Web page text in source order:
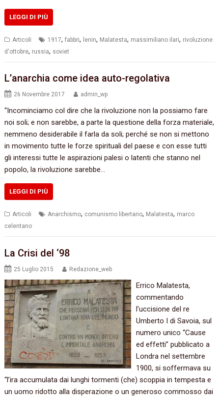
LEGGI DI PIÙ
Articoli 1917,fabbri, lenin, Malatesta, massimiliano ilari, rivoluzione
d'ottobre, russia, soviet
L’anarchia come idea auto-regolativa
26 Novembre 2017 admin_wp
“Incominciamo col dire che la rivoluzione non la possiamo fare
noi soli; e non sarebbe, a parte la questione della forza materiale,
nemmeno desiderabile il farla da soli; perché se non si mettono
in movimento tutte le forze spirituali del paese e con esse tutti
gli interessi tutte le aspirazioni palesi o latenti che stanno nel
popolo, la rivoluzione sarebbe…
LEGGI DI PIÙ
Articoli Anarchismo, comunismo libertario, Malatesta, marco
celentano
La Crisi del ‘98
25 Luglio 2015 Redazione_web
Errico Malatesta,
commentando
l’uccisione del re
Umberto I di Savoia, sul
numero unico “Cause
ed effetti” pubblicato a
Londra nel settembre
1900, si soffermava su
“l’ira accumulata dai lunghi tormenti (che) scoppia in tempesta e
un uomo ridotto alla disperazione o un generoso commosso dai